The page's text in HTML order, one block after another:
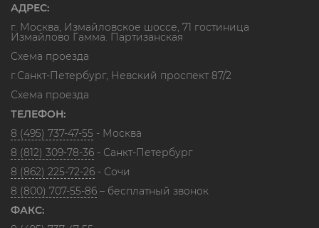
АДРЕС:
г. Москва, Измайловское шоссе, 71 гостиница
Измайлово Гамма. Партизанская
Схема проезда
г.Санкт-Петербург, Невский проспект 87/2
Схема проезда
ТЕЛЕФОН:
8 (495) 737-47-55 - Москва
8 (812) 309-78-36 - Санкт-Петербург
8 (862) 225-72-26 - Сочи
8 (800) 707-55-86 – бесплатный звонок
ФАКС: